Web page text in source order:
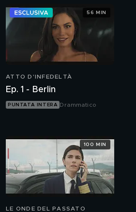
ATTO D'INFEDELTÀ
Ep. 1 - Berlin
PUNTATA INTERA Drammatico
56 MIN
LE ONDE DEL PASSATO
100 MIN